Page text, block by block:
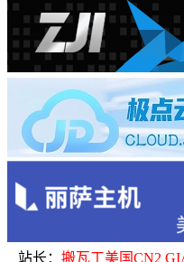
站长： 搬瓦工美国CN2